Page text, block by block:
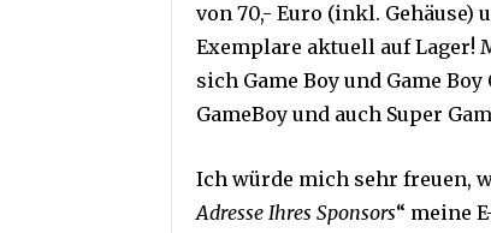
von 70,- Euro (inkl. Gehäuse)
Exemplare aktuell auf Lager!
sich Game Boy und Game
GameBoy und auch Super
Ich würde mich sehr freuen,
Adresse Ihres Sponsors“ meine